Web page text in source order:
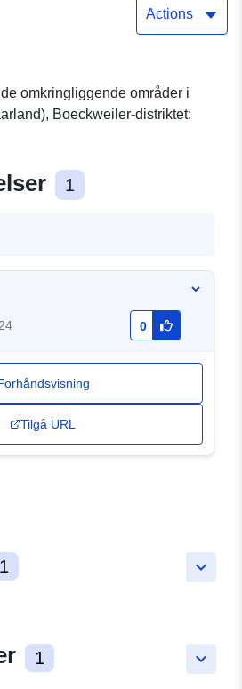
Actions
omkringliggende områder i
Boeckweiler-distriktet:
1
0
Tilgå URL
keyboard_arrow_down
1
keyboard_arrow_down
1